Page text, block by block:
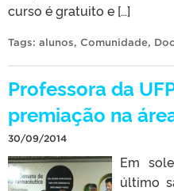
curso é gratuito e […]
Tags: alunos, Comunidade,
Professora da
premiação na
30/09/2014
Em
último